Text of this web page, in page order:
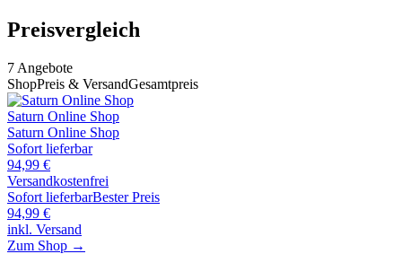
Preisvergleich
7 Angebote
ShopPreis & VersandGesamtpreis
Saturn Online Shop
Saturn Online Shop
Sofort lieferbar
94,99 €
Versandkostenfrei
Sofort lieferbarBester Preis
94,99 €
inkl. Versand
Zum Shop →